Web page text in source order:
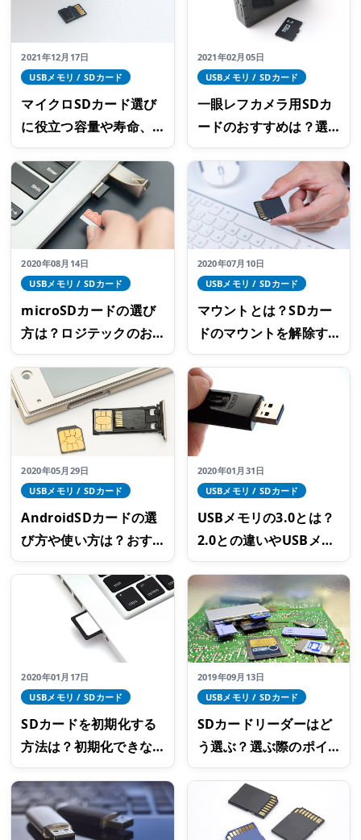
2021年12月17日
USBメモリ / SDカード
マイクロSDカード選び
に役立つ容量や寿命、
スピード規格の基礎知
識
2021年02月05日
USBメモリ / SDカード
一眼レフカメラ用SDカ
ードのおすすめは？選
び方のポイントをご紹
介
2020年08月14日
USBメモリ / SDカード
microSDカードの選び
方は？ロジテックのお
すすめ製品もご紹介
2020年07月10日
USBメモリ / SDカード
マウントとは？SDカー
ドのマウントを解除す
べき理由や方法を解説
2020年05月29日
USBメモリ / SDカード
AndroidSDカードの選
び方や使い方は？おす
すめの製品もご紹介
2020年01月31日
USBメモリ / SDカード
USBメモリの3.0とは？
2.0との違いやUSBメモ
リの選び方のポイント
など詳しく解説
2020年01月17日
USBメモリ / SDカード
SDカードを初期化する
方法は？初期化できな
い原因や復元方法まで
解説
2019年09月13日
USBメモリ / SDカード
SDカードリーダーはど
う選ぶ？選ぶ際のポイ
ントや使い方をご紹介